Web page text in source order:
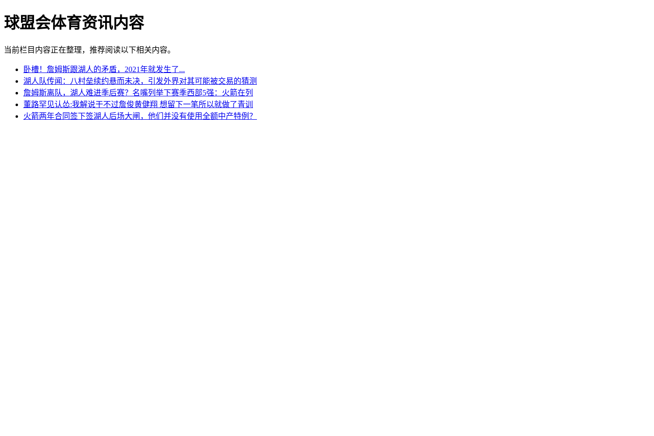
球盟会体育资讯内容
当前栏目内容正在整理，推荐阅读以下相关内容。
卧槽！詹姆斯跟湖人的矛盾，2021年就发生了...
湖人队传闻：八村垒续约悬而未决，引发外界对其可能被交易的猜测
詹姆斯离队，湖人难进季后赛？名嘴列举下赛季西部5强：火箭在列
董路罕见认怂:我解说干不过詹俊黄健翔 想留下一笔所以就做了青训
火箭两年合同签下签湖人后场大闸，他们并没有使用全额中产特例？